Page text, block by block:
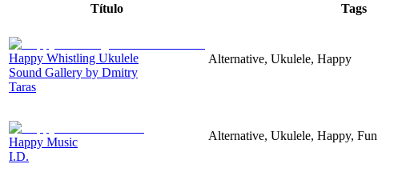
Título Tags
Happy Whistling Ukulele
Sound Gallery by Dmitry
Taras
Alternative, Ukulele, Happy
Happy Music
I.D.
Alternative, Ukulele, Happy, Fun